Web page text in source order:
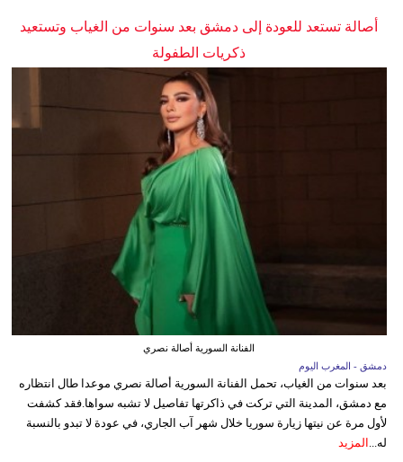
أصالة تستعد للعودة إلى دمشق بعد سنوات من الغياب وتستعيد
ذكريات الطفولة
الفنانة السورية أصالة نصري
دمشق - المغرب اليوم
بعد سنوات من الغياب، تحمل الفنانة السورية أصالة نصري موعدا طال انتظاره
مع دمشق، المدينة التي تركت في ذاكرتها تفاصيل لا تشبه سواها.فقد كشفت
لأول مرة عن نيتها زيارة سوريا خلال شهر آب الجاري، في عودة لا تبدو بالنسبة
له... المزيد